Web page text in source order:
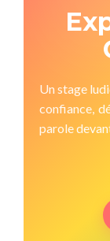
Un stage
confiance,
parole